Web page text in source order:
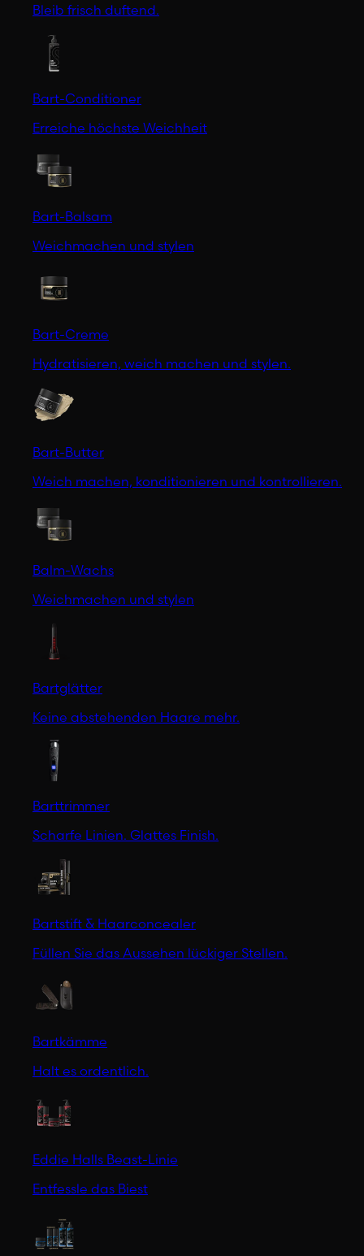
Bleib frisch duftend.
Bart-Conditioner
Erreiche höchste Weichheit
Bart-Balsam
Weichmachen und stylen
Bart-Creme
Hydratisieren, weich machen und stylen.
Bart-Butter
Weich machen, konditionieren und kontrollieren.
Balm-Wachs
Weichmachen und stylen
Bartglätter
Keine abstehenden Haare mehr.
Barttrimmer
Scharfe Linien. Glattes Finish.
Bartstift & Haarconcealer
Füllen Sie das Aussehen lückiger Stellen.
Bartkämme
Halt es ordentlich.
Eddie Halls Beast-Linie
Entfessle das Biest